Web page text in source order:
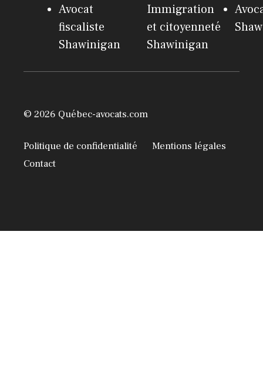
Avocat
fiscaliste
Shawinigan
Immigration
et citoyenneté
Shawinigan
© 2026 Québec-avocats.com
Politique de confidentialité
Mentions légales
Contact